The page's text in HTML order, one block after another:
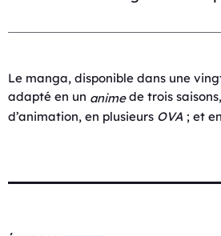
Le manga, disponible dans une
adapté en un animede trois
d’animation, en plusieurs OVA ; et